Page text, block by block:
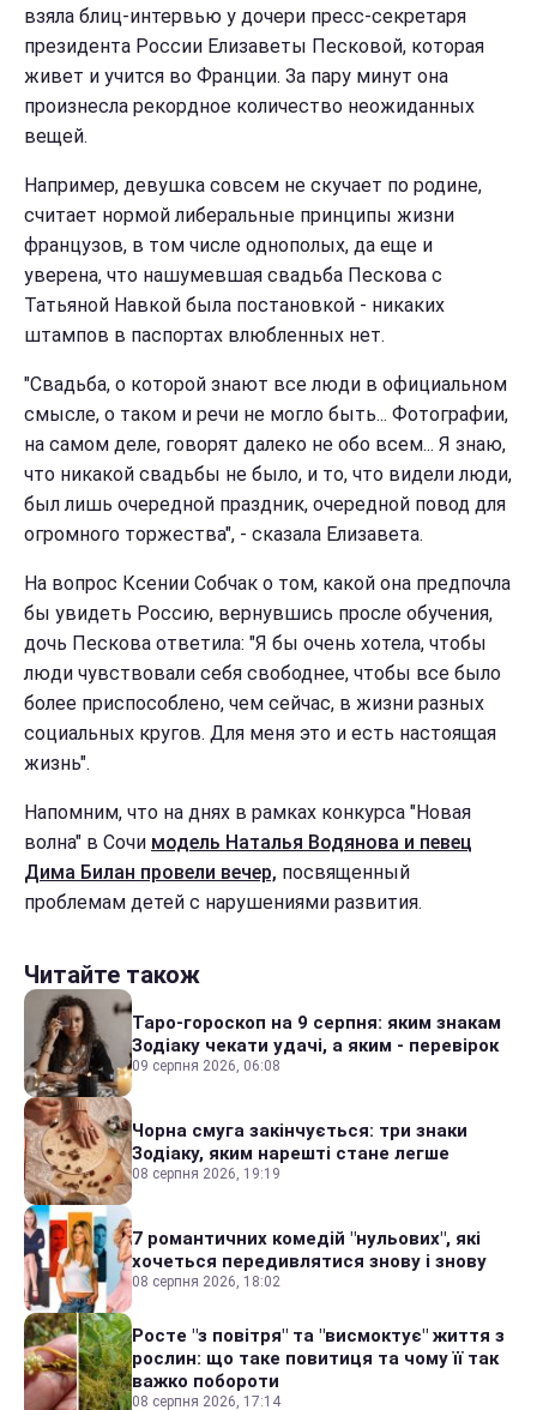
взяла блиц-интервью у дочери пресс-секретаря
президента России Елизаветы Песковой, которая
живет и учится во Франции. За пару минут она
произнесла рекордное количество неожиданных
вещей.
Например, девушка совсем не скучает по родине,
считает нормой либеральные принципы жизни
французов, в том числе однополых, да еще и
уверена, что нашумевшая свадьба Пескова с
Татьяной Навкой была постановкой - никаких
штампов в паспортах влюбленных нет.
"Свадьба, о которой знают все люди в официальном
смысле, о таком и речи не могло быть... Фотографии,
на самом деле, говорят далеко не обо всем... Я знаю,
что никакой свадьбы не было, и то, что видели люди,
был лишь очередной праздник, очередной повод для
огромного торжества", - сказала Елизавета.
На вопрос Ксении Собчак о том, какой она предпочла
бы увидеть Россию, вернувшись просле обучения,
дочь Пескова ответила: "Я бы очень хотела, чтобы
люди чувствовали себя свободнее, чтобы все было
более приспособлено, чем сейчас, в жизни разных
социальных кругов. Для меня это и есть настоящая
жизнь".
Напомним, что на днях в рамках конкурса "Новая
волна" в Сочи модель Наталья Водянова и певец
Дима Билан провели вечер, посвященный
проблемам детей с нарушениями развития.
Читайте також
Таро-гороскоп на 9 серпня: яким знакам
Зодіаку чекати удачі, а яким - перевірок
09 серпня 2026, 06:08
Чорна смуга закінчується: три знаки
Зодіаку, яким нарешті стане легше
08 серпня 2026, 19:19
7 романтичних комедій "нульових", які
хочеться передивлятися знову і знову
08 серпня 2026, 18:02
Росте "з повітря" та "висмоктує" життя з
рослин: що таке повитиця та чому її так
важко побороти
08 серпня 2026, 17:14